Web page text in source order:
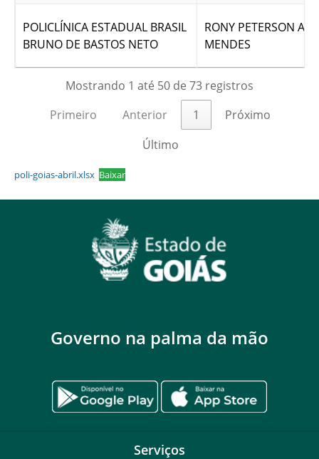
POLICLÍNICA ESTADUAL BRASIL
BRUNO DE BASTOS NETO
RONY PETERSON
MENDES
Mostrando 1 até 50 de 73 registros
Primeiro
Anterior 1
Próximo
Último
poli-goias-abril.xlsx Baixar
Governo na palma da mão
Serviços